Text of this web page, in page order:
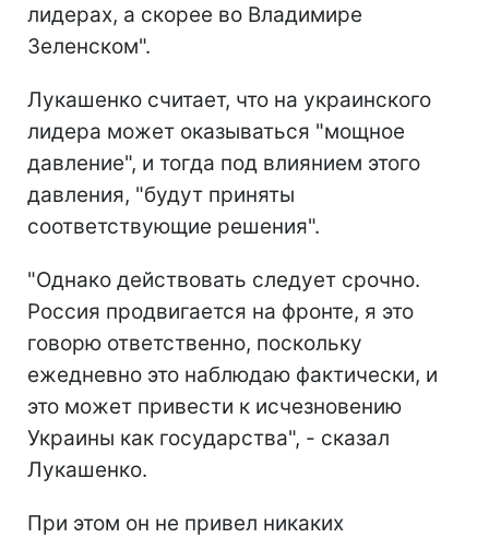
лидерах, а скорее во Владимире
Зеленском".
Лукашенко считает, что на украинского
лидера может оказываться "мощное
давление", и тогда под влиянием этого
давления, "будут приняты
соответствующие решения".
"Однако действовать следует срочно.
Россия продвигается на фронте, я это
говорю ответственно, поскольку
ежедневно это наблюдаю фактически, и
это может привести к исчезновению
Украины как государства", - сказал
Лукашенко.
При этом он не привел никаких